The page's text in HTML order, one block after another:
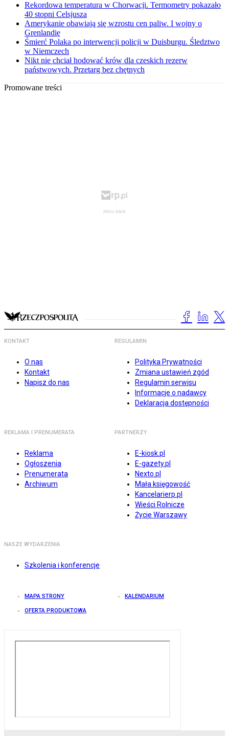
Rekordowa temperatura w Chorwacji. Termometry pokazało
40 stopni Celsjusza
Amerykanie obawiają się wzrostu cen paliw. I wojny o
Grenlandię
Śmierć Polaka po interwencji policji w Duisburgu. Śledztwo
w Niemczech
Nikt nie chciał hodować krów dla czeskich rezerw
państwowych. Przetarg bez chętnych
Promowane treści
KONTAKT
O nas
Kontakt
Napisz do nas
REGULAMIN
Polityka Prywatności
Zmiana ustawień zgód
Regulamin serwisu
Informacje o nadawcy
Deklaracja dostępności
REKLAMA I PRENUMERATA
Reklama
Ogłoszenia
Prenumerata
Archiwum
PARTNERZY
E-kiosk.pl
E-gazety.pl
Nexto.pl
Mała księgowość
Kancelarierp.pl
Wieści Rolnicze
Życie Warszawy
NASZE WYDARZENIA
Szkolenia i konferencje
MAPA STRONY KALENDARIUM
OFERTA PRODUKTOWA